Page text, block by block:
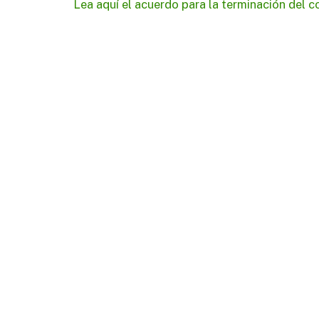
Lea aquí el acuerdo para la terminación del